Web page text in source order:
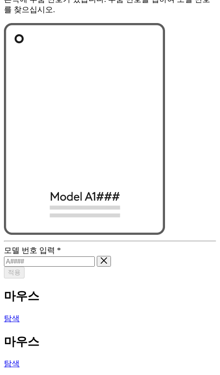
를 찾으십시오.
모델 번호 입력 *
적용
마우스
탐색
마우스
탐색